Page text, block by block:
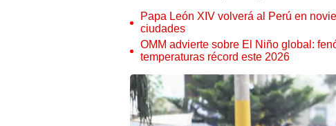
Papa León XIV volverá al Perú en
ciudades
OMM advierte sobre El Niño global:
temperaturas récord este 2026